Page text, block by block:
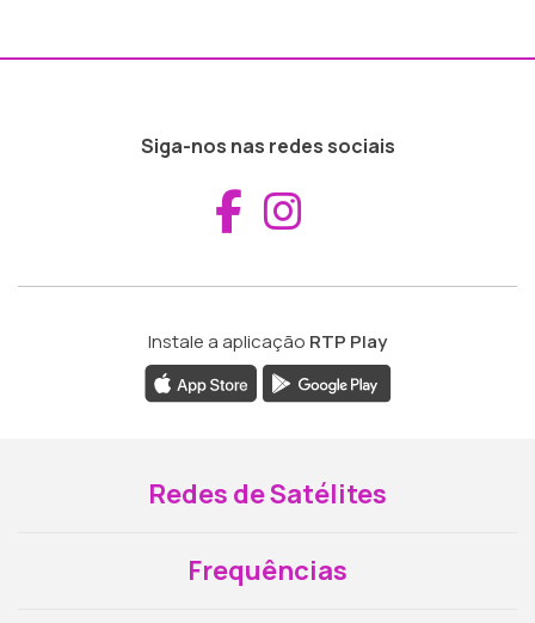
Siga-nos nas redes sociais
Aceder ao
Instale a aplicação RTP Play
Redes de Satélites
Frequências